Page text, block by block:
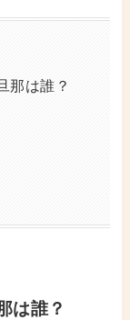
那は誰？
は誰？